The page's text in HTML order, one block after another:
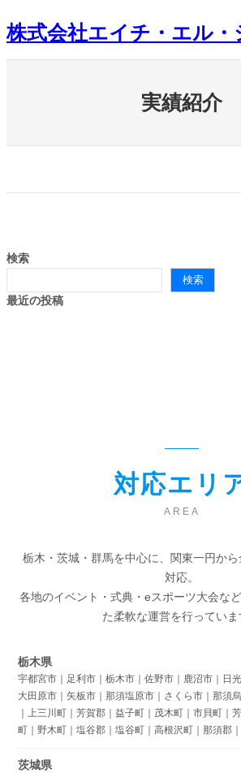
容
株式会社エイチ・エル・
実績紹介
検索
検索
最近の投稿
対応エリ
AREA
栃木・茨城・群馬を中心に、関東一円から
対応。
各地のイベント・式典・eスポーツ大会な
た柔軟な運営を行っていま
栃木県
宇都宮市｜足利市｜栃木市｜佐野市｜鹿沼市｜日
大田原市｜矢板市｜那須塩原市｜さくら市｜那須
｜上三川町｜芳賀郡｜益子町｜茂木町｜市貝町｜
町｜野木町｜塩谷郡｜塩谷町｜高根沢町｜那須郡
茨城県